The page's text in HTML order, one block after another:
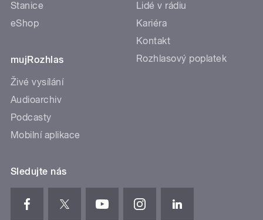
Stanice
eShop
mujRozhlas
Živé vysílání
Audioarchiv
Podcasty
Mobilní aplikace
Lidé v rádiu
Kariéra
Kontakt
Rozhlasový poplatek
Sledujte nás